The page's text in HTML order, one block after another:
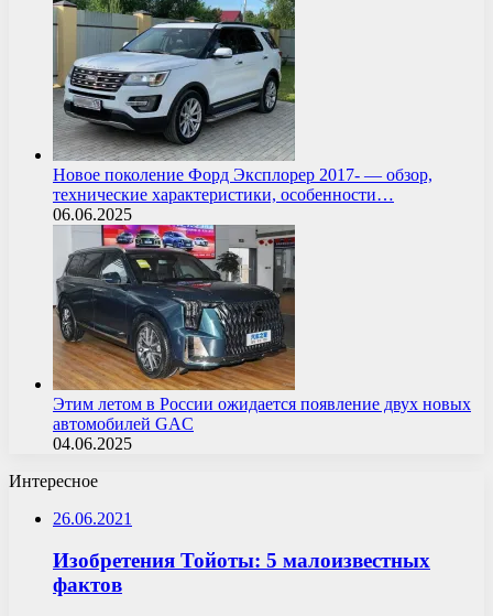
Новое поколение Форд Эксплорер 2017- — обзор,
технические характеристики, особенности…
06.06.2025
Этим летом в России ожидается появление двух новых
автомобилей GAC
04.06.2025
Интересное
26.06.2021
Изобретения Тойоты: 5 малоизвестных
фактов